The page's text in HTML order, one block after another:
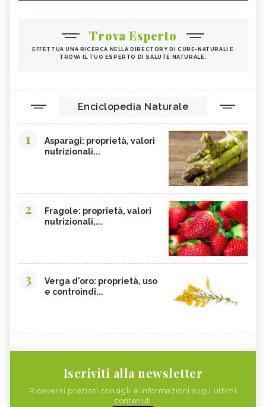
Trova Esperto
EFFETTUA UNA RICERCA NELLA DIRECTORY DI CURE-NATURALI E
TROVA IL TUO ESPERTO DI SALUTE NATURALE.
Enciclopedia Naturale
1
Asparagi: proprietà, valori
nutrizionali...
2
Fragole: proprietà, valori
nutrizionali,...
3
Verga d'oro: proprietà, uso
e controindi...
Iscriviti alla newsletter
Riceverai preziosi consigli e informazioni sugli ultimi
contenuti